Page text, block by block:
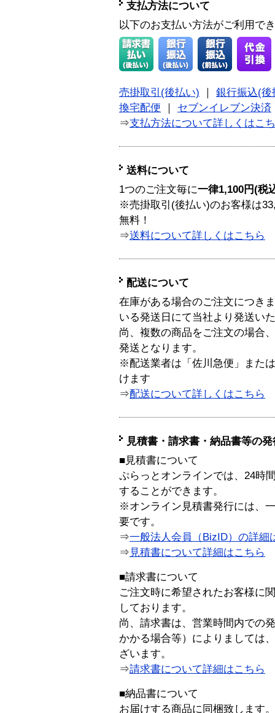
支払方法について
以下のお支払い方法がご利用で
売掛取引(後払い) ｜ 銀行振込(後
換宅配便 ｜ セブンイレブン決済
⇒支払方法について詳しくはこ
送料について
1つのご注文毎に一律1,100円(税
※売掛取引(後払い)のお客様は
無料！
⇒送料について詳しくはこちら
配送について
在庫がある場合のご注文につき
いる発送日にて当社より発送い
尚、複数の商品をご注文の場合
発送となります。
※配送業者は「佐川急便」また
けます
⇒配送について詳しくはこちら
見積書・請求書・納品書等の
■見積書について
ぷらっとオンラインでは、24時
することができます。
※オンライン見積書発行には、
要です。
⇒一般法人会員（BizID）の詳細
⇒ 見積書について詳細はこちら
■請求書について
ご注文時に希望されたお客様に
しております。
尚、請求書は、営業時間内での
かかる場合等）によりましては
ざいます。
⇒請求書について詳細はこちら
■納品書について
お届けする商品に同梱致します。